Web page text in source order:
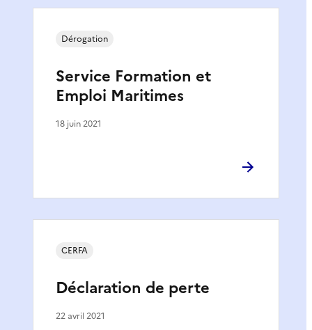
Service Formation et
Emploi Maritimes
Dérogation
18 juin 2021
Déclaration de perte
CERFA
22 avril 2021